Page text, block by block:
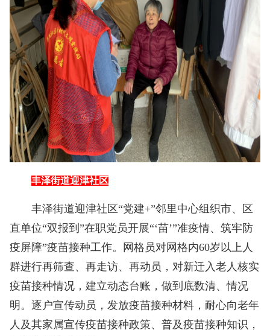
丰泽街道迎津社区
丰泽街道迎津社区“党建+”邻里中心组织市、区
直单位“双报到”在职党员开展“‘苗’”准疫情、筑牢防
疫屏障”疫苗接种工作。网格员对网格内60岁以上人
群进行再筛查、再走访、再动员，对新迁入老人核实
疫苗接种情况，建立动态台账，做到底数清、情况
明。逐户宣传动员，发放疫苗接种材料，耐心向老年
人及其家属宣传疫苗接种政策、普及疫苗接种知识，